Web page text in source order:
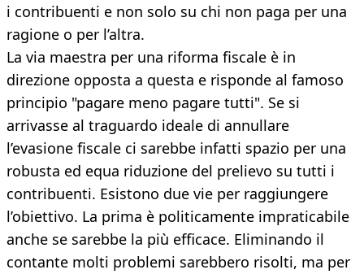
i contribuenti e non solo su chi non paga per una
ragione o per l’altra.
La via maestra per una riforma fiscale è in
direzione opposta a questa e risponde al famoso
principio "pagare meno pagare tutti". Se si
arrivasse al traguardo ideale di annullare
l’evasione fiscale ci sarebbe infatti spazio per una
robusta ed equa riduzione del prelievo su tutti i
contribuenti. Esistono due vie per raggiungere
l’obiettivo. La prima è politicamente impraticabile
anche se sarebbe la più efficace. Eliminando il
contante molti problemi sarebbero risolti, ma per